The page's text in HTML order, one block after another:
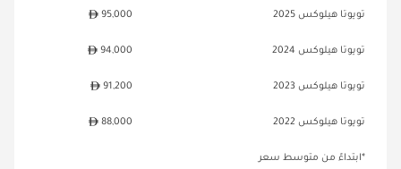
تويوتا هيلوكس 2025 95,000
تويوتا هيلوكس 2024 94,000
تويوتا هيلوكس 2023 91,200
تويوتا هيلوكس 2022 88,000
*ابتداءً من متوسط سعر